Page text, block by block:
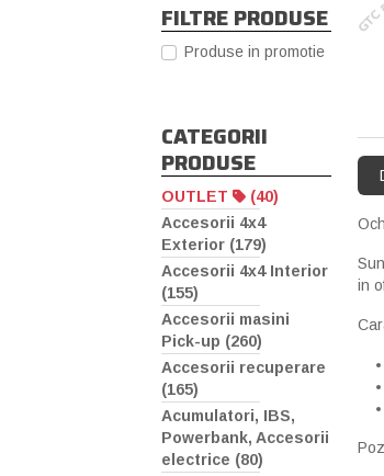
in
FILTRE PRODUSE
Produse in promotie
CATEGORII
PRODUSE
OUTLET
(40)
Accesorii 4x4
Exterior (179)
Accesorii 4x4 Interior
(155)
Accesorii masini
Pick-up (260)
Accesorii recuperare
(165)
Acumulatori, IBS,
Powerbank, Accesorii
electrice (80)